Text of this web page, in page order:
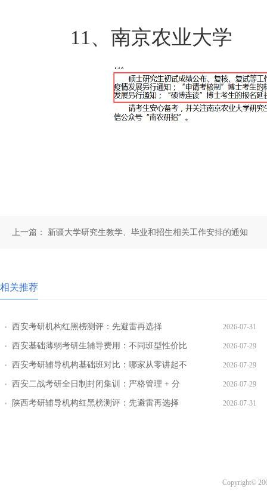
11、南京农业大学
上一篇： 新疆大学研究生教学、毕业和招生相关工作安排的通知
相关推荐
西安考研机构红黑榜测评：先避雷再选择 2026-07-31
西安基础薄弱考研生辅导费用：不同班型性价比
对比
2026-07-29
西安考研辅导机构基础班对比：哪家从零讲起不
跳步骤
2026-07-29
西安二战考研全日制封闭集训：严格管理 + 分
层教学效果实测
2026-07-29
陕西考研辅导机构红黑榜测评：先避雷再选择 2026-07-31
Copyright©